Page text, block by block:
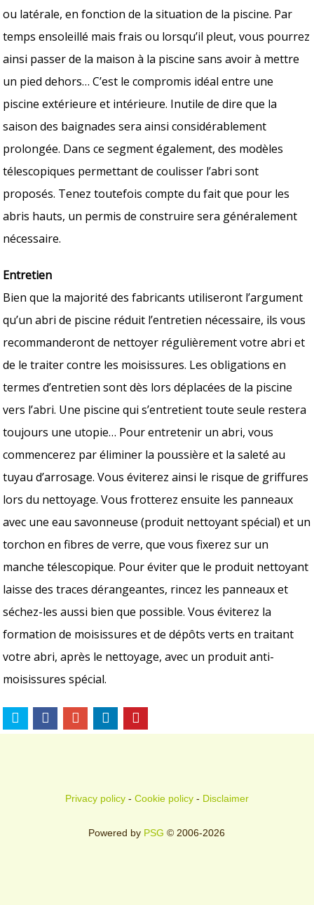
ou latérale, en fonction de la situation de la piscine. Par
temps ensoleillé mais frais ou lorsqu’il pleut, vous pourrez
ainsi passer de la maison à la piscine sans avoir à mettre
un pied dehors… C’est le compromis idéal entre une
piscine extérieure et intérieure. Inutile de dire que la
saison des baignades sera ainsi considérablement
prolongée. Dans ce segment également, des modèles
télescopiques permettant de coulisser l’abri sont
proposés. Tenez toutefois compte du fait que pour les
abris hauts, un permis de construire sera généralement
nécessaire.
Entretien
Bien que la majorité des fabricants utiliseront l’argument
qu’un abri de piscine réduit l’entretien nécessaire, ils vous
recommanderont de nettoyer régulièrement votre abri et
de le traiter contre les moisissures. Les obligations en
termes d’entretien sont dès lors déplacées de la piscine
vers l’abri. Une piscine qui s’entretient toute seule restera
toujours une utopie… Pour entretenir un abri, vous
commencerez par éliminer la poussière et la saleté au
tuyau d’arrosage. Vous éviterez ainsi le risque de griffures
lors du nettoyage. Vous frotterez ensuite les panneaux
avec une eau savonneuse (produit nettoyant spécial) et un
torchon en fibres de verre, que vous fixerez sur un
manche télescopique. Pour éviter que le produit nettoyant
laisse des traces dérangeantes, rincez les panneaux et
séchez-les aussi bien que possible. Vous éviterez la
formation de moisissures et de dépôts verts en traitant
votre abri, après le nettoyage, avec un produit anti-
moisissures spécial.
Privacy policy- Cookie policy- Disclaimer
Powered by PSG © 2006-2026